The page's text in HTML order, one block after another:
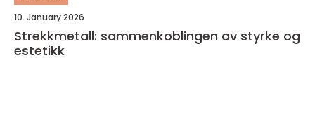
10. January 2026
Strekkmetall: sammenkoblingen av styrke og
estetikk